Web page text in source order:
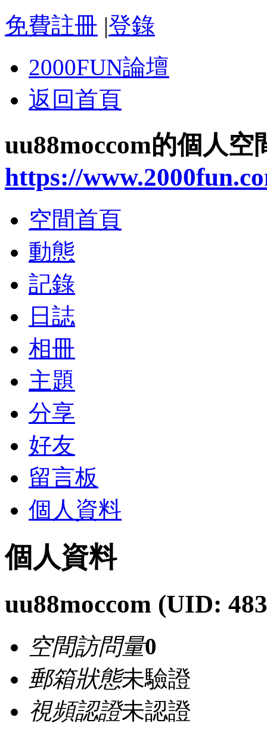
免費註冊 |登錄
2000FUN論壇
返回首頁
uu88moccom的個人空
https://
空間首頁
動態
記錄
日誌
相冊
主題
分享
好友
留言板
個人資料
個人資料
uu88moccom (UID:
空間訪問量0
郵箱狀態未驗證
視頻認證未認證